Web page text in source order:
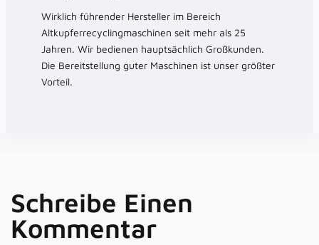
Wirklich führender Hersteller im Bereich
Altkupferrecyclingmaschinen seit mehr als 25
Jahren. Wir bedienen hauptsächlich Großkunden.
Die Bereitstellung guter Maschinen ist unser größter
Vorteil.
Schreibe Einen
Kommentar